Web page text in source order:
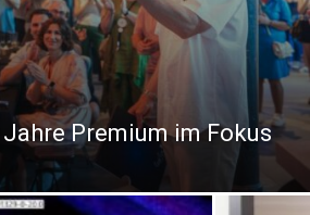
Premium im Fokus